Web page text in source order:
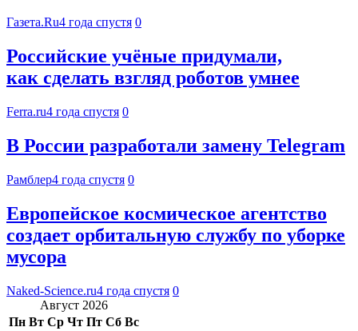
Газета.Ru4 года спустя 0
Российские учёные придумали,
как сделать взгляд роботов умнее
Ferra.ru4 года спустя 0
В России разработали замену Telegram
Рамблер4 года спустя 0
Европейское космическое агентство
создает орбитальную службу по уборке
мусора
Naked-Science.ru4 года спустя 0
Август 2026
Пн Вт Ср Чт Пт Сб Вс